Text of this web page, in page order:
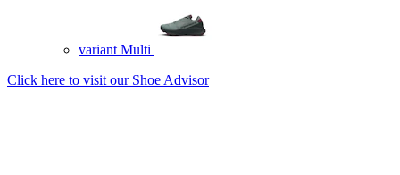
variant Multi
Click here to visit our Shoe Advisor